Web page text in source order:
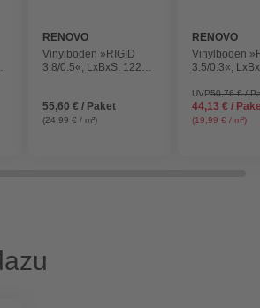
RENOVO
Vinylboden »RIGID
3.8/0.5«, LxBxS: 1220 x
55,60 € / Paket
(24,99 € / m²)
RENOVO
Vinylboden
3.5/0.3«,
Gent
UVP50,76 € /
44,13 € /
(19,99 € / m²)